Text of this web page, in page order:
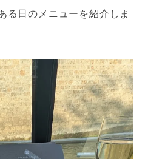
る日のメニューを紹介しま